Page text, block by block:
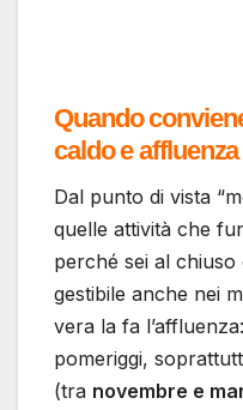
Quando
caldo e affluenza
Dal punto di vista
quelle attività che
perché sei al chiuso
gestibile anche nei
vera la fa
pomeriggi,
(tra novembre e